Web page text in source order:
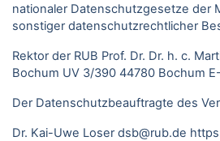
nationaler Datenschutzgesetze der
sonstiger datenschutzrechtlicher
Rektor der RUB Prof. Dr. Dr. h. c.
Bochum UV 3/390 44780 Bochum
Der Datenschutzbeauftragte des
Dr. Kai-Uwe Loser dsb@rub.de